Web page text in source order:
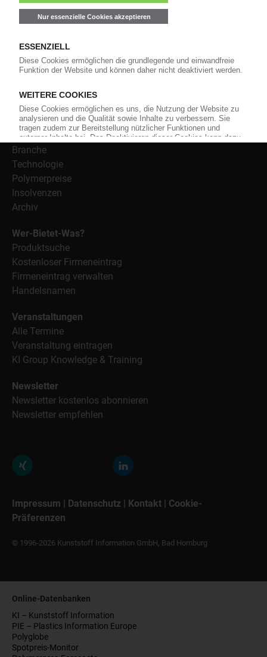
der Berichterstattung ist dabei die Preisentwicklung für
Kunststoffe sowie Märkte, Unternehmen, Produkte,
Weiterhin bietet das KunststoffWeb geeignete
Informationen wie Handelsnamen und Veranstaltungen.
Nachrichten
Alle Nachrichten
Branche
Technologie
Polymerpreise
Insolvenzen
Archiv
Wer-Bietet-Was?
Produktsuche
Kostenloser Firmeneintrag
Firmeneintrag verwalten
Handelsnamen
Veranstaltungen
Alle Termine
Veranstaltung eintragen
KI Group Knowledge & Training
Newsletter
Newsletter kostenlos abonnieren
Newsletter empfehlen
Impressum | Datenschutz | Kontakt | Cookie-
Präferenzen
© 1996-2026 Kunststoff Information GmbH, Bad Homburg
Online-Datenbanken
KI – Kunststoff Information
PIE – Plastics Information Europe
Polyglobe
Spotpreis-Monitor